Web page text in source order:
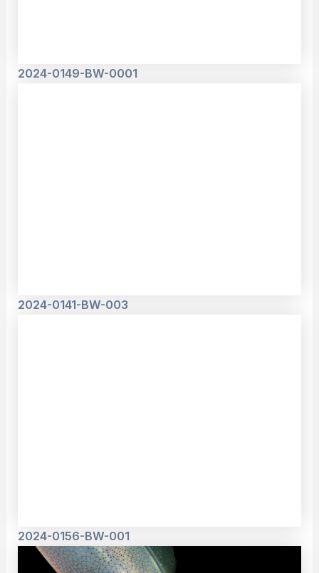
2024-0149-BW-0001
2024-0141-BW-003
2024-0156-BW-001